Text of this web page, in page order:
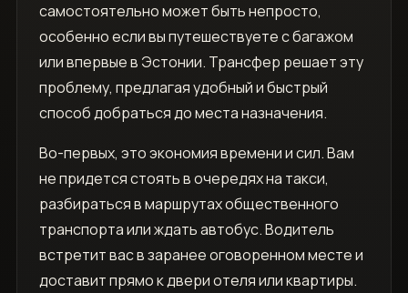
самостоятельно может быть непросто‚
особенно если вы путешествуете с багажом
или впервые в Эстонии. Трансфер решает эту
проблему‚ предлагая удобный и быстрый
способ добраться до места назначения.
Во-первых‚ это экономия времени и сил. Вам
не придется стоять в очередях на такси‚
разбираться в маршрутах общественного
транспорта или ждать автобус. Водитель
встретит вас в заранее оговоренном месте и
доставит прямо к двери отеля или квартиры.